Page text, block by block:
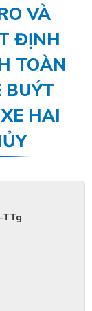
VÀ
ĐỊNH
TOÀN
BUÝT
HAI
TTg